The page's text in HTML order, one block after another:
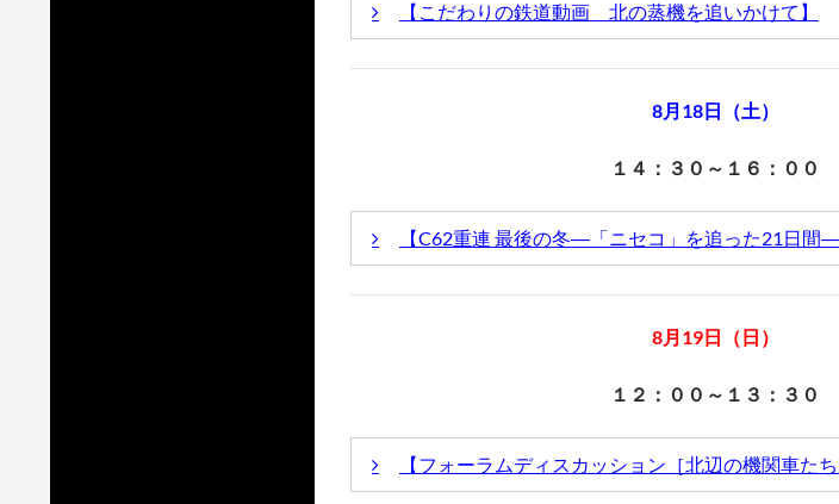
女子鉄アイドルトーク
毎年コンベンションを盛り上げていただいている女
によるイベント、女子鉄アイドルトークショーをご紹
【こだわりの鉄道動画 北の蒸機を追いかけて】
【こだわりの鉄道動画 北の蒸機
大石和太郎 氏
8月18日（土）
１４：３０～１６：００
【C62重連 最後の冬―「ニセコ」を追った21日間―
Ｃ62重連 最後の冬
―「ニセコ」を追った21日間―
１４：３０～１６：００より開催！
8月19日（日）
１２：００～１３：３０
【フォーラムディスカッション［北辺の機関車たち